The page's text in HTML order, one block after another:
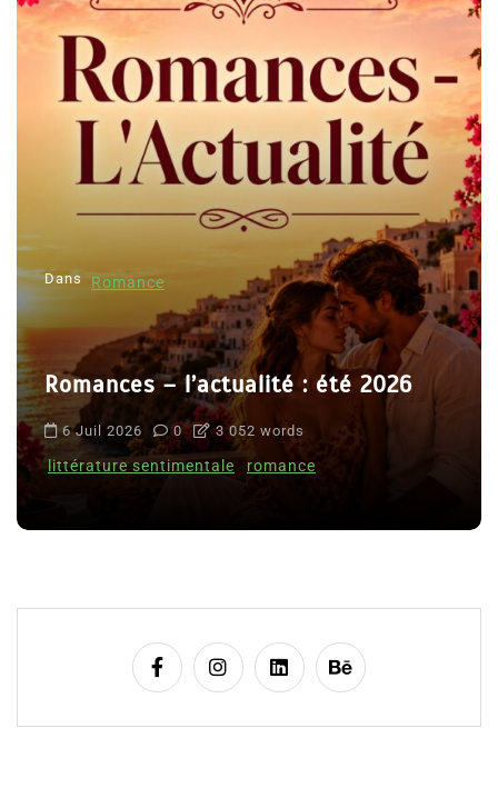
Dans Romance
Romances – l’actualité : été 2026
6 Juil 2026 0 3 052 words
littérature sentimentale romance